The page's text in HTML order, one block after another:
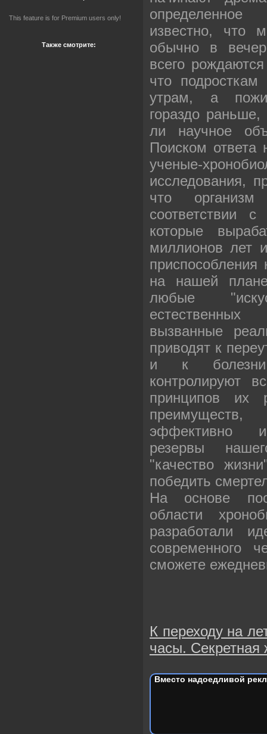
This feature is for Premium users only!
Также смотрите:
известно, что
обычно в
всего
что подросткам
утрам, а
гораздо
ли научное
Поиском ответа
ученые-
исследования,
что
соответствии
которые
миллионов лет
на нашей
любые
естественных
вызванные
приводят к
и к болезни.
контролируют
принципов их
эффективно
резервы
"качество
победить
На основе
области
разработали
современного
сможете
К переходу на
часы. Секретная
Вместо надоедливой